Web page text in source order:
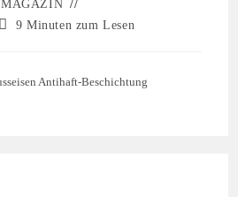
MAGAZIN
9 Minuten zum Lesen